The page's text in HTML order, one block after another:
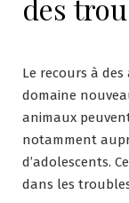
des
Le recours à
domaine
animaux
notamment
d’adolescents.
dans les